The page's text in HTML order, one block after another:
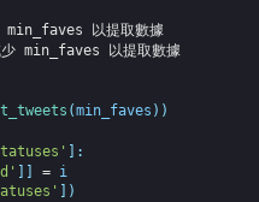
min_faves 以提取數據
少 min_faves 以提取數據
(min_faves ) )
] :
] ] =
i
)